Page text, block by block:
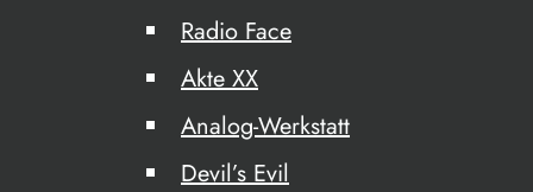
Radio Face
Akte XX
Analog-Werkstatt
Devil’s Evil